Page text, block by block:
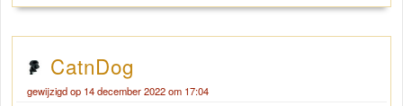
CatnDog
gewijzigd op 14 december 2022 om 17:04